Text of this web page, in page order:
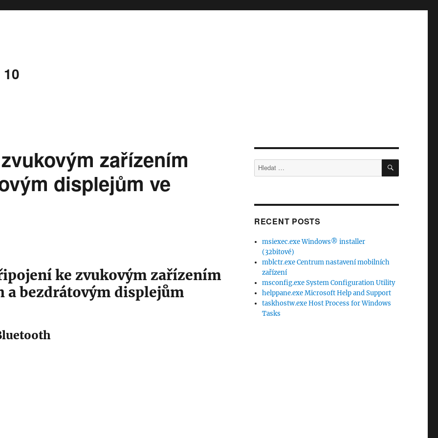
zařízením
displejům ve
ke zvukovým zařízením
a bezdrátovým displejům
Hledat: HLEDÁNÍ
RECENT POSTS
msiexec.exe Windows® installer
(32bitové)
mblctr.exe Centrum nastavení mobilních
zařízení
msconfig.exe System Configuration Utility
helppane.exe Microsoft Help and Support
taskhostw.exe Host Process for Windows
Tasks